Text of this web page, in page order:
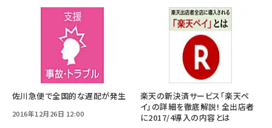
佐川急便で全国的な遅配が発生
2016年12月26日 12:00
楽天の新決済サービス「楽天ペ
イ」の詳細を徹底解説! 全出店者
に2017/4導入の内容とは